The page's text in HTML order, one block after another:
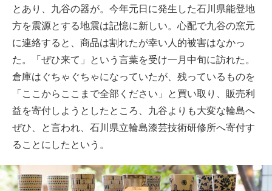
とあり、九谷の器が。今年元日に発生した石川県能登地
方を震源とする地震は記憶に新しい。心配で九谷の窯元
に連絡すると、商品は割れたが幸い人的被害はなかっ
た。「ぜひ来て」という言葉を受け一月中旬に訪れた。
倉庫はぐちゃぐちゃになっていたが、残っているものを
「ここからここまで全部ください」と買い取り、販売利
益を寄付しようとしたところ、九谷よりも大変な輪島へ
ぜひ、と言われ、石川県立輪島漆芸技術研修所へ寄付す
ることにしたという。